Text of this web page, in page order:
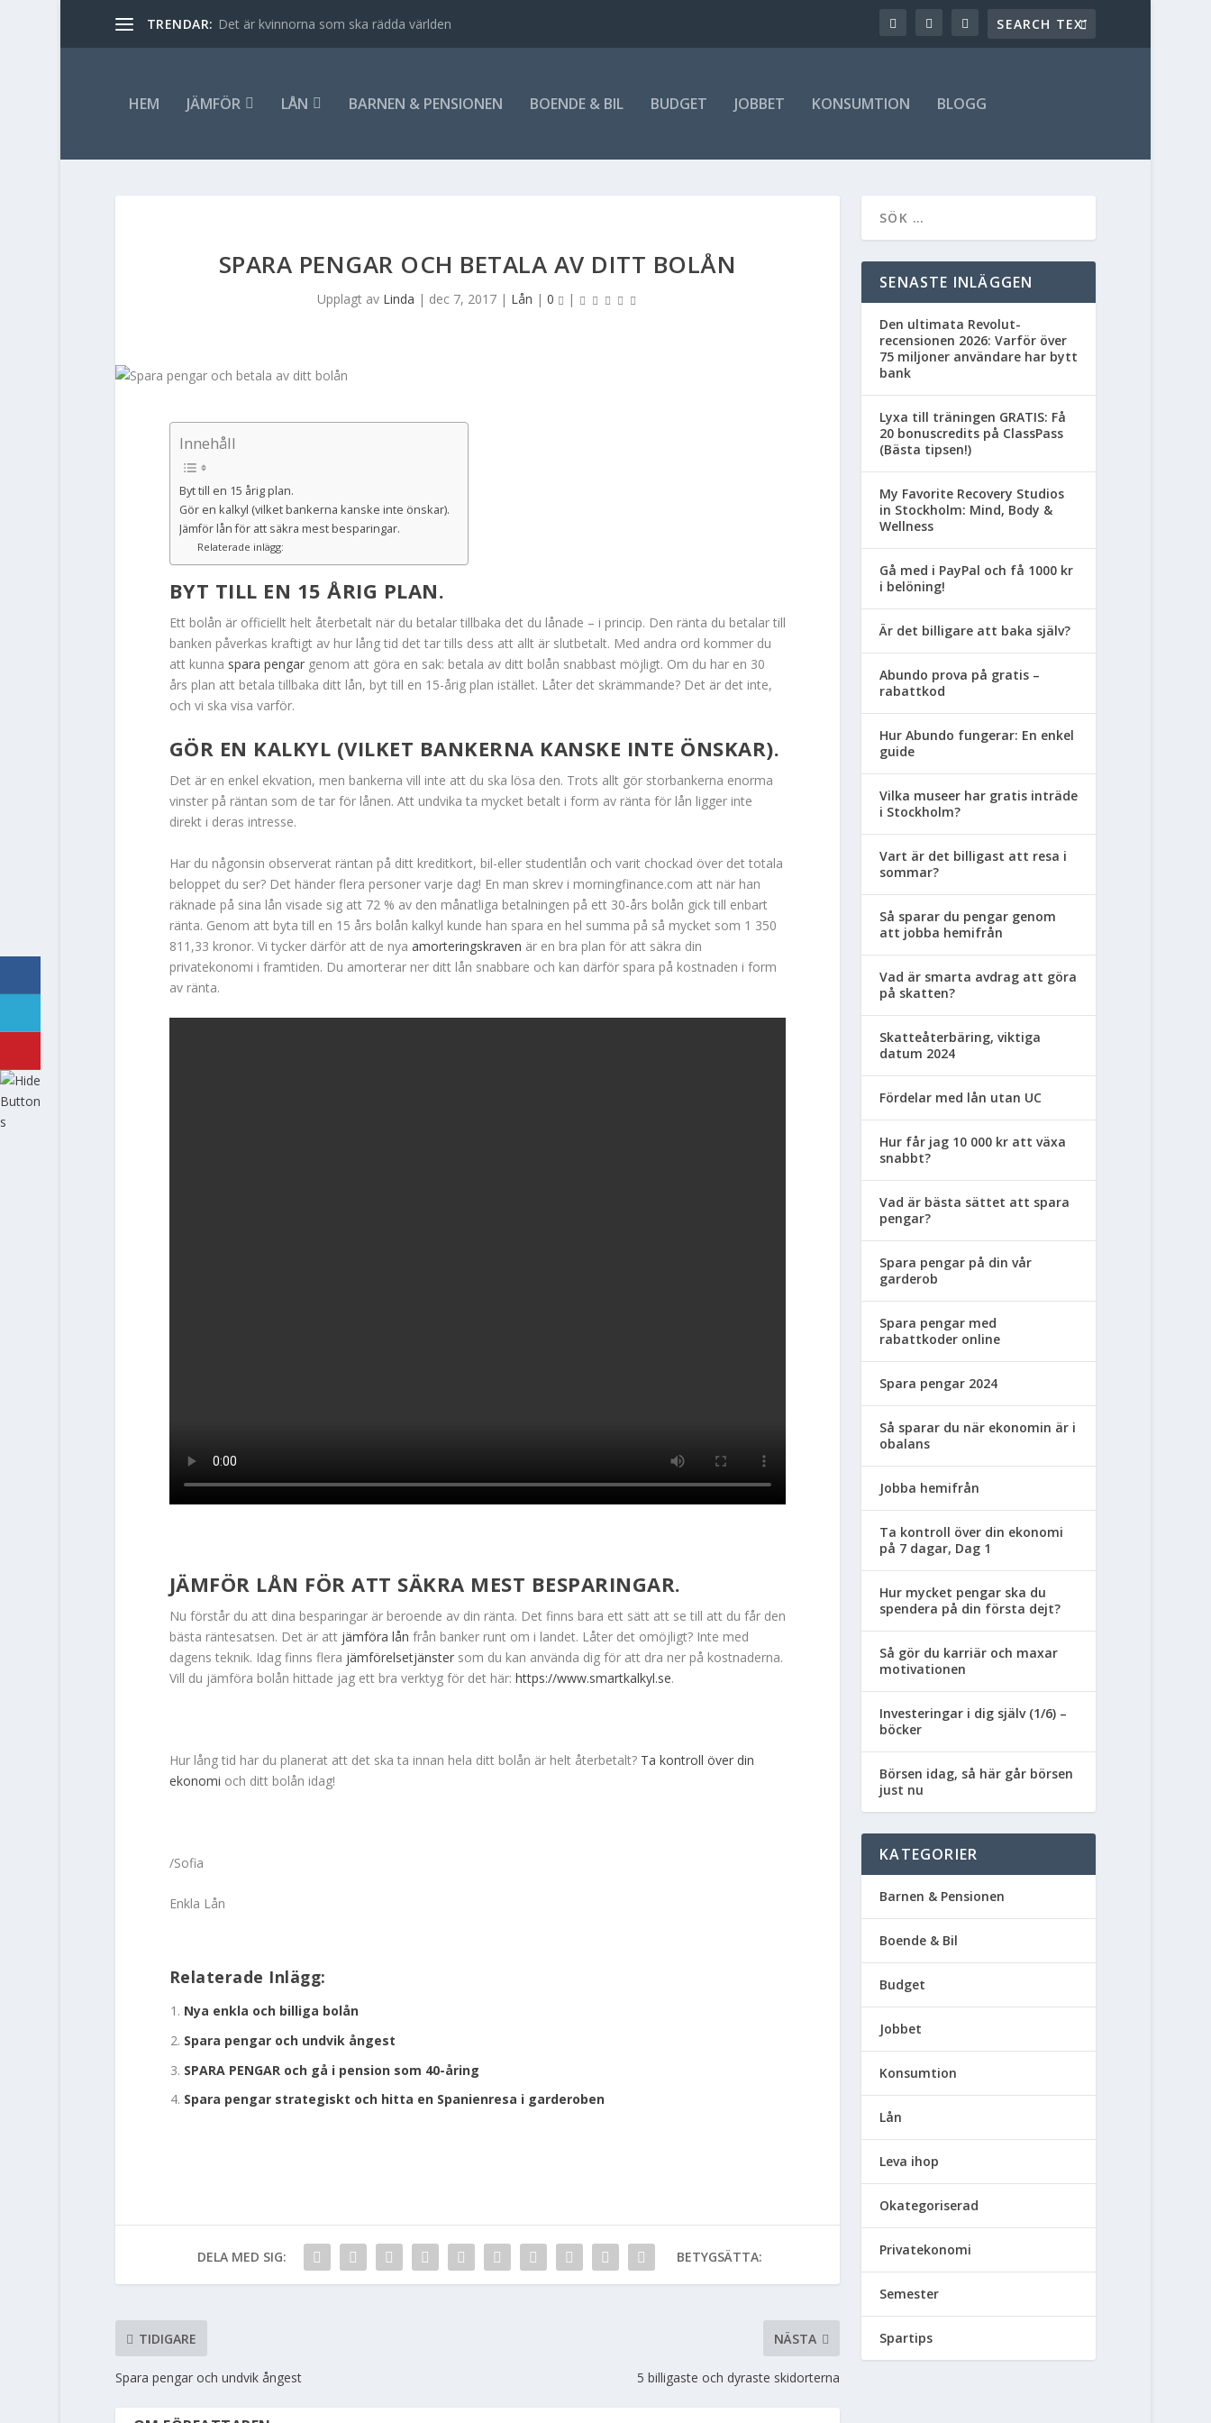
TRENDAR: Det är kvinnorna som ska rädda världen
HEM JÄMFÖR LÅN BARNEN & PENSIONEN BOENDE & BIL BUDGET JOBBET KONSUMTION BLOGG
SPARA PENGAR OCH BETALA AV DITT BOLÅN
Upplagt av Linda | dec 7, 2017| Lån | 0 |
Innehåll
Byt till en 15 årig plan.
Gör en kalkyl (vilket bankerna kanske inte önskar).
Jämför lån för att säkra mest besparingar.
Relaterade inlägg:
BYT TILL EN 15 ÅRIG PLAN.
Ett bolån är officiellt helt återbetalt när du betalar tillbaka det du lånade – i princip. Den ränta du betalar till
banken påverkas kraftigt av hur lång tid det tar tills dess att allt är slutbetalt. Med andra ord kommer du
att kunna spara pengargenom att göra en sak: betala av ditt bolån snabbast möjligt. Om du har en 30
års plan att betala tillbaka ditt lån, byt till en 15-årig plan istället. Låter det skrämmande? Det är det inte,
och vi ska visa varför.
GÖR EN KALKYL (VILKET BANKERNA KANSKE INTE ÖNSKAR).
Det är en enkel ekvation, men bankerna vill inte att du ska lösa den. Trots allt gör storbankerna enorma
vinster på räntan som de tar för lånen. Att undvika ta mycket betalt i form av ränta för lån ligger inte
direkt i deras intresse.
Har du någonsin observerat räntan på ditt kreditkort, bil-eller studentlån och varit chockad över det totala
beloppet du ser? Det händer flera personer varje dag! En man skrev i morningfinance.com att när han
räknade på sina lån visade sig att 72 % av den månatliga betalningen på ett 30-års bolån gick till enbart
ränta. Genom att byta till en 15 års bolån kalkyl kunde han spara en hel summa på så mycket som 1 350
811,33 kronor. Vi tycker därför att de nya amorteringskraven är en bra plan för att säkra din
privatekonomi i framtiden. Du amorterar ner ditt lån snabbare och kan därför spara på kostnaden i form
av ränta.
JÄMFÖR LÅN FÖR ATT SÄKRA MEST BESPARINGAR.
Nu förstår du att dina besparingar är beroende av din ränta. Det finns bara ett sätt att se till att du får den
bästa räntesatsen. Det är att jämföra lån från banker runt om i landet. Låter det omöjligt? Inte med
dagens teknik. Idag finns flera jämförelsetjänstersom du kan använda dig för att dra ner på kostnaderna.
Vill du jämföra bolån hittade jag ett bra verktyg för det här: https://www.smartkalkyl.se.
Hur lång tid har du planerat att det ska ta innan hela ditt bolån är helt återbetalt? Ta kontroll över din
ekonomi och ditt bolån idag!
/Sofia
Enkla Lån
Relaterade Inlägg:
Nya enkla och billiga bolån
Spara pengar och undvik ångest
SPARA PENGAR och gå i pension som 40-åring
Spara pengar strategiskt och hitta en Spanienresa i garderoben
DELA MED SIG: BETYGSÄTTA:
TIDIGARE
Spara pengar och undvik ångest
NÄSTA
5 billigaste och dyraste skidorterna
SENASTE INLÄGGEN
Den ultimata Revolut-
recensionen 2026: Varför över
75 miljoner användare har bytt
bank
Lyxa till träningen GRATIS: Få
20 bonuscredits på ClassPass
(Bästa tipsen!)
My Favorite Recovery Studios
in Stockholm: Mind, Body &
Wellness
Gå med i PayPal och få 1000 kr
i belöning!
Är det billigare att baka själv?
Abundo prova på gratis –
rabattkod
Hur Abundo fungerar: En enkel
guide
Vilka museer har gratis inträde
i Stockholm?
Vart är det billigast att resa i
sommar?
Så sparar du pengar genom
att jobba hemifrån
Vad är smarta avdrag att göra
på skatten?
Skatteåterbäring, viktiga
datum 2024
Fördelar med lån utan UC
Hur får jag 10 000 kr att växa
snabbt?
Vad är bästa sättet att spara
pengar?
Spara pengar på din vår
garderob
Spara pengar med
rabattkoder online
Spara pengar 2024
Så sparar du när ekonomin är i
obalans
Jobba hemifrån
Ta kontroll över din ekonomi
på 7 dagar, Dag 1
Hur mycket pengar ska du
spendera på din första dejt?
Så gör du karriär och maxar
motivationen
Investeringar i dig själv (1/6) –
böcker
Börsen idag, så här går börsen
just nu
KATEGORIER
Barnen & Pensionen
Boende & Bil
Budget
Jobbet
Konsumtion
Lån
Leva ihop
Okategoriserad
Privatekonomi
Semester
Spartips